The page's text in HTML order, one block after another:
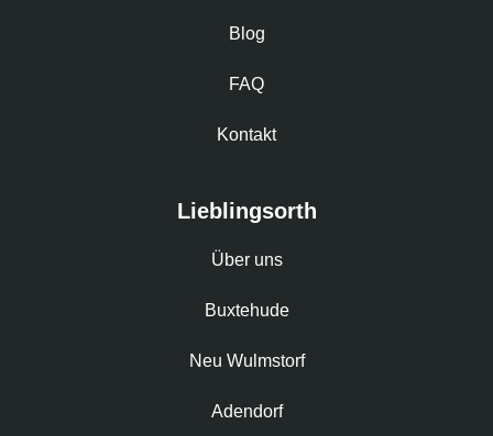
Blog
FAQ
Kontakt
Lieblingsorth
Über uns
Buxtehude
Neu Wulmstorf
Adendorf